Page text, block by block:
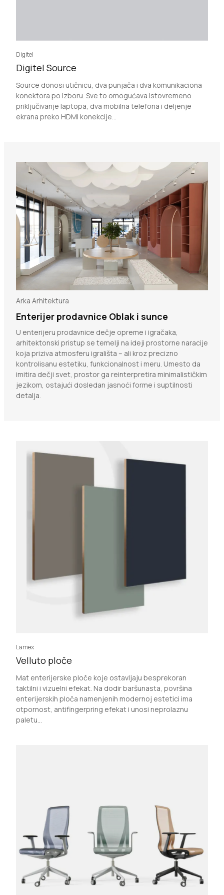
Digitel
Digitel Source
Source donosi utičnicu, dva punjača i dva komunikaciona
konektora po izboru. Sve to omogućava istovremeno
priključivanje laptopa, dva mobilna telefona i deljenje
ekrana preko HDMI konekcije...
Arka Arhitektura
Enterijer prodavnice Oblak i sunce
U enterijeru prodavnice dečje opreme i igračaka,
arhitektonski pristup se temelji na ideji prostorne naracije
koja priziva atmosferu igrališta – ali kroz precizno
kontrolisanu estetiku, funkcionalnost i meru. Umesto da
imitira dečji svet, prostor ga reinterpretira minimalističkim
jezikom, ostajući dosledan jasnoći forme i suptilnosti
detalja.
Lamex
Velluto ploče
Mat enterijerske ploče koje ostavljaju besprekoran
taktilni i vizuelni efekat. Na dodir baršunasta, površina
enterijerskih ploča namenjenih modernoj estetici ima
otpornost, antifingerpring efekat i unosi neprolaznu
paletu...